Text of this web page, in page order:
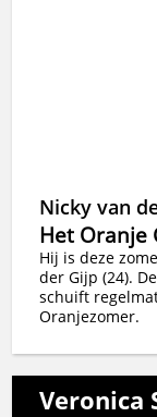
Nicky van
Het Oranje
Hij is deze
der Gijp (24).
schuift
Oranjezomer.
Veronica